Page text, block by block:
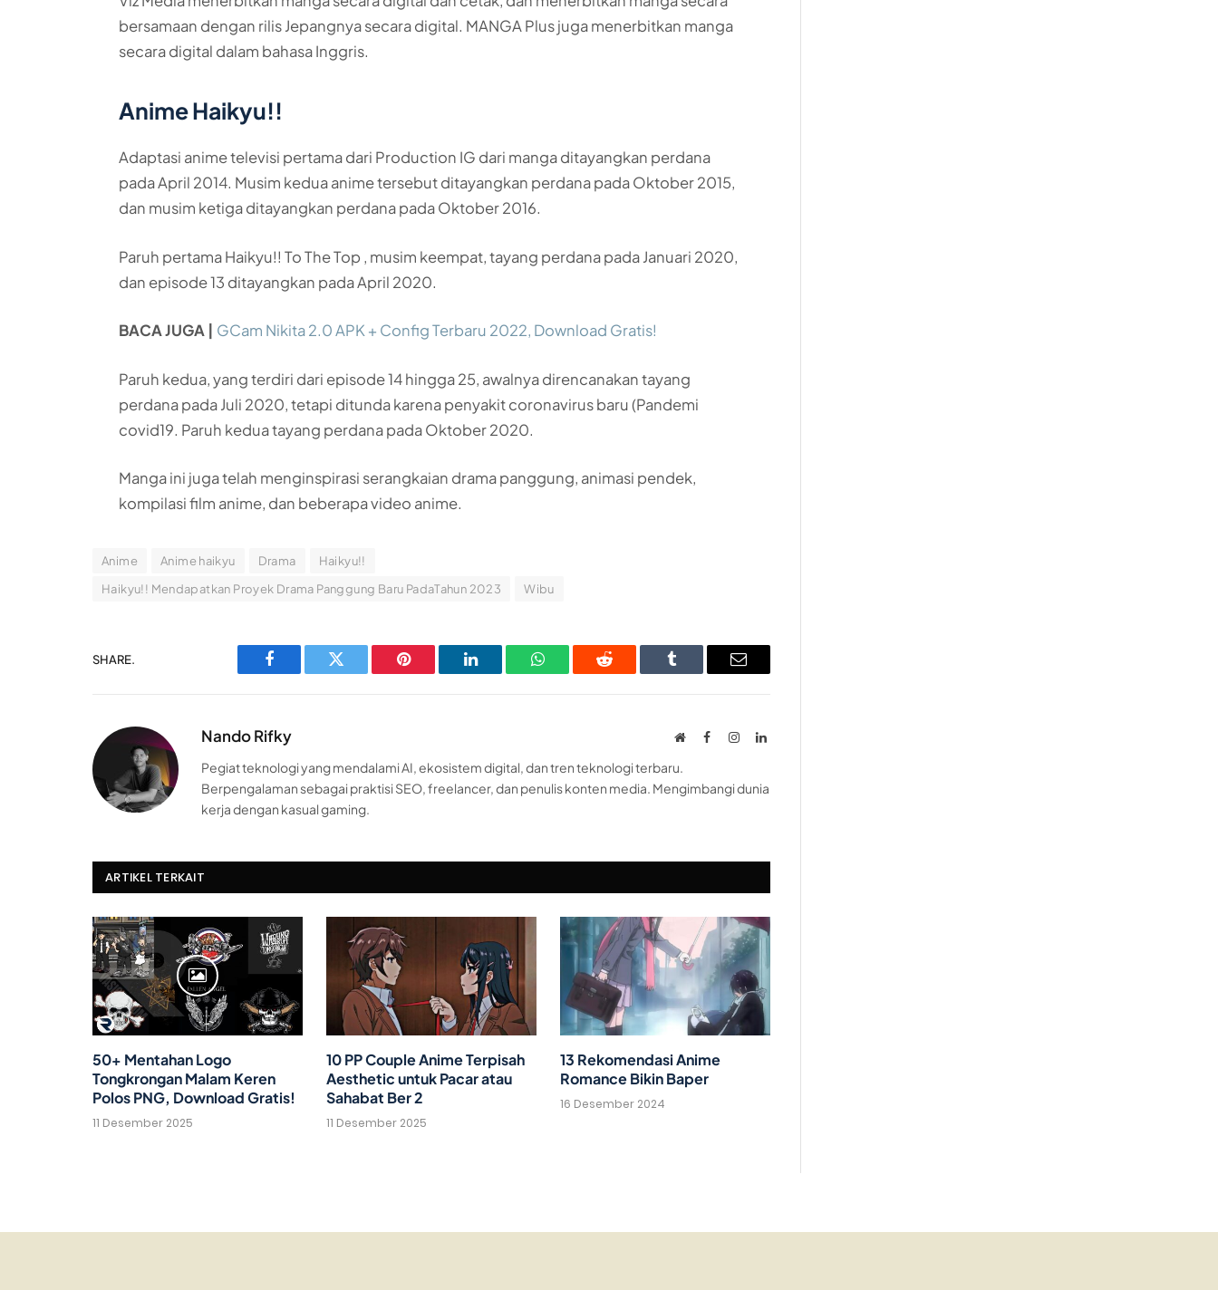
bersamaan dengan rilis Jepangnya secara digital. MANGA Plus juga menerbitkan manga
secara digital dalam bahasa Inggris.
Anime Haikyu!!
Adaptasi anime televisi pertama dari Production IG dari manga ditayangkan perdana
pada April 2014. Musim kedua anime tersebut ditayangkan perdana pada Oktober 2015,
dan musim ketiga ditayangkan perdana pada Oktober 2016.
Paruh pertama Haikyu!! To The Top , musim keempat, tayang perdana pada Januari 2020,
dan episode 13 ditayangkan pada April 2020.
BACA JUGA | GCam Nikita 2.0 APK + Config Terbaru 2022, Download Gratis!
Paruh kedua, yang terdiri dari episode 14 hingga 25, awalnya direncanakan tayang
perdana pada Juli 2020, tetapi ditunda karena penyakit coronavirus baru (Pandemi
covid19. Paruh kedua tayang perdana pada Oktober 2020.
Manga ini juga telah menginspirasi serangkaian drama panggung, animasi pendek,
kompilasi film anime, dan beberapa video anime.
Anime Anime haikyu Drama
Haikyu!!
Haikyu!! Mendapatkan Proyek Drama Panggung Baru PadaTahun 2023
Wibu
SHARE.
Facebook Twitter Pinterest LinkedIn WhatsAppReddit Tumblr Email
Nando Rifky WebsiteFacebookInstagramLinkedIn
Pegiat teknologi yang mendalami AI, ekosistem digital, dan tren teknologi terbaru.
Berpengalaman sebagai praktisi SEO, freelancer, dan penulis konten media. Mengimbangi dunia
kerja dengan kasual gaming.
ARTIKEL TERKAIT
50+ Mentahan Logo
Tongkrongan Malam Keren
Polos PNG, Download Gratis!
11 Desember 2025
10 PP Couple Anime Terpisah
Aesthetic untuk Pacar atau
Sahabat Ber 2
11 Desember 2025
13 Rekomendasi Anime
Romance Bikin Baper
16 Desember 2024